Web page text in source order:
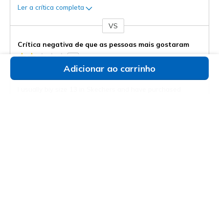
Adicionar ao carrinho
Ler a crítica completa
VS
Crítica negativa de que as pessoas mais gostaram
2
Disappointed